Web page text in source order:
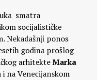
smatra
socijalističke
Nekadašnji ponos
godina prošlog
arhitekteMarka
na Venecijanskom